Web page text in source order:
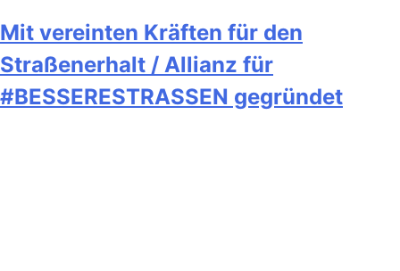
Mit vereinten Kräften für den
Straßenerhalt / Allianz für
#BESSERESTRASSEN gegründet